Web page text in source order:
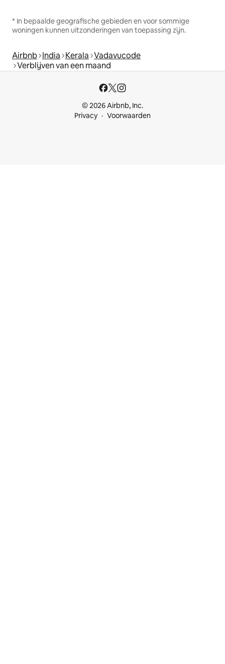
* In bepaalde geografische gebieden en voor sommige
woningen kunnen uitzonderingen van toepassing zijn.
Airbnb India Kerala Vadavucode
Verblijven van een maand
© 2026 Airbnb, Inc.
Privacy
Voorwaarden